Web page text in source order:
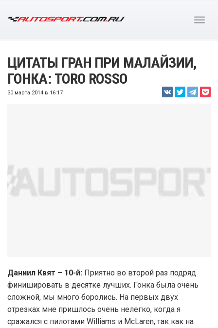
ЦИТАТЫ ГРАН ПРИ МАЛАЙЗИИ,
ГОНКА: TORO ROSSO
30 марта 2014 в 16:17
Даниил Квят – 10-й: Приятно во второй раз подряд
финишировать в десятке лучших. Гонка была очень
сложной, мы много боролись. На первых двух
отрезках мне пришлось очень нелегко, когда я
сражался с пилотами Williams и McLaren, так как на